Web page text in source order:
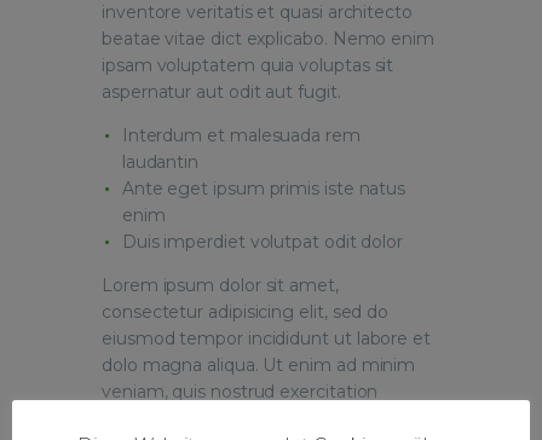
inventore veritatis et quasi architecto
beatae vitae dict explicabo. Nemo enim
ipsam voluptatem quia voluptas sit
aspernatur aut odit aut fugit.
Interdum et malesuada rem
laudantin
Ante eget ipsum primis iste natus
enim
Duis imperdiet volutpat odit dolor
Lorem ipsum dolor sit amet,
consectetur adipisicing elit, sed do
eiusmod tempor incididunt ut labore et
dolo magna aliqua. Ut enim ad minim
veniam, quis nostrud exercitation